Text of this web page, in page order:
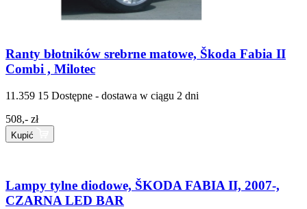
Ranty błotników srebrne matowe, Škoda Fabia II
Combi , Milotec
11.359 15 Dostępne - dostawa w ciągu 2 dni
508,- zł
Kupić
Lampy tylne diodowe, ŠKODA FABIA II, 2007-,
CZARNA LED BAR